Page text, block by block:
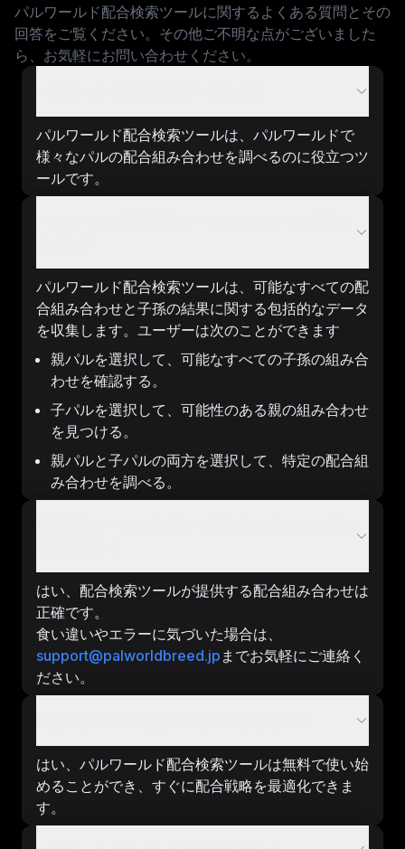
パルワールド配合検索ツールに関するよくある質問とその
回答をご覧ください。その他ご不明な点がございました
ら、お気軽にお問い合わせください。
パルワールド配合検索ツールは、パルワールドで
様々なパルの配合組み合わせを調べるのに役立つツ
ールです。
パルワールド配合検索ツールは、可能なすべての配
合組み合わせと子孫の結果に関する包括的なデータ
を収集します。ユーザーは次のことができます
親パルを選択して、可能なすべての子孫の組み合
わせを確認する。
子パルを選択して、可能性のある親の組み合わせ
を見つける。
親パルと子パルの両方を選択して、特定の配合組
み合わせを調べる。
はい、配合検索ツールが提供する配合組み合わせは
正確です。
食い違いやエラーに気づいた場合は、
support@palworldbreed.jp までお気軽にご連絡く
ださい。
はい、パルワールド配合検索ツールは無料で使い始
めることができ、すぐに配合戦略を最適化できま
す。